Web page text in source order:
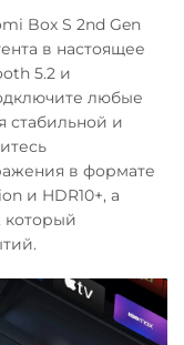
Box S 2nd Gen
в настоящее
5.2 и
любые
стабильной и
в формате
и HDR10+, а